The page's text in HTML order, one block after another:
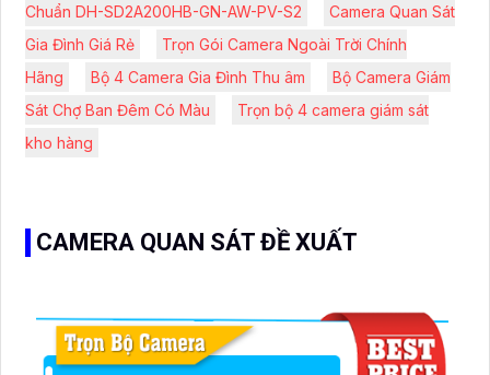
Chuẩn DH-SD2A200HB-GN-AW-PV-S2
Camera Quan Sát
Gia Đình Giá Rẻ
Trọn Gói Camera Ngoài Trời Chính
Hãng
Bộ 4 Camera Gia Đình Thu âm
Bộ Camera Giám
Sát Chợ Ban Đêm Có Màu
Trọn bộ 4 camera giám sát
kho hàng
CAMERA QUAN SÁT ĐỀ XUẤT